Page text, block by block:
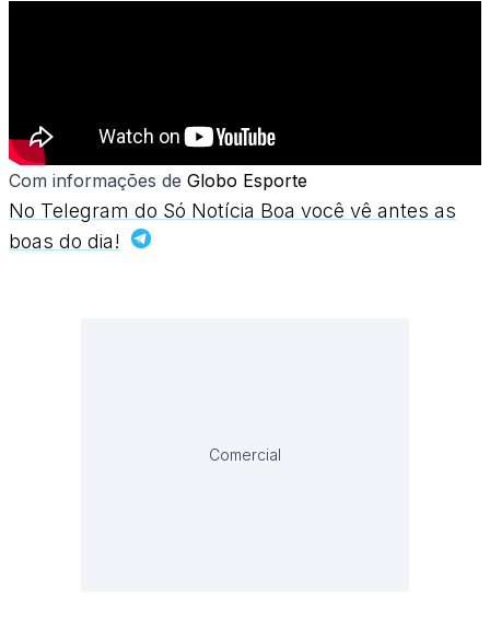
Com informações de Globo Esporte
No Telegram do Só Notícia Boa você vê antes as
boas do dia!
Comercial